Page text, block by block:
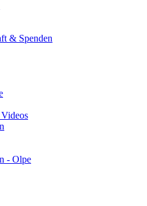
& Spenden
- Olpe